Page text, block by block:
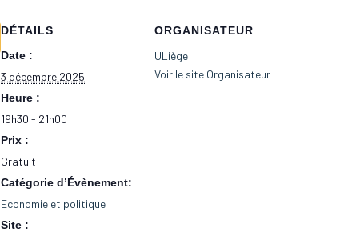
DÉTAILS
Date :
3 décembre 2025
Heure :
19h30 - 21h00
Prix :
Gratuit
Catégorie d’Évènement:
Economie et politique
Site :
ORGANISATEUR
ULiège
Voir le site Organisateur